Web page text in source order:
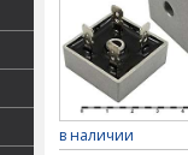
в наличии